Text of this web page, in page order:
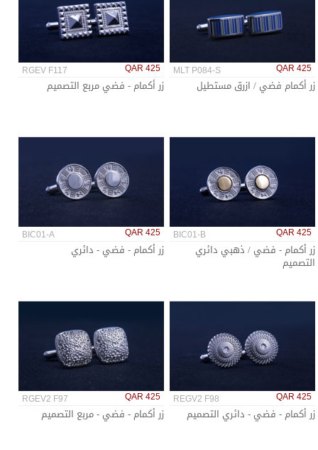
MLT P084-S QAR 425
زر أكمام فضي / ازرق مستطيل
RGEV F117 QAR 425
زر أكمام - فضي مربع التصميم
BIC01-B QAR 425
زر أكمام - فضي / ذهبي دائري
التصميم
BIC01-A QAR 425
زر أكمام - فضي - دائري
REGV2 F98 QAR 425
زر أكمام - فضي - دائري التصميم
RGEV2 F97 QAR 425
زر أكمام - فضي - مربع التصميم